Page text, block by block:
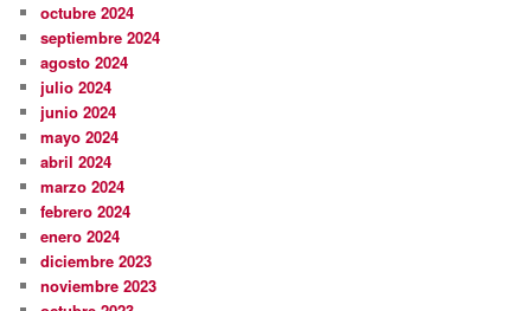
octubre 2024
septiembre 2024
agosto 2024
julio 2024
junio 2024
mayo 2024
abril 2024
marzo 2024
febrero 2024
enero 2024
diciembre 2023
noviembre 2023